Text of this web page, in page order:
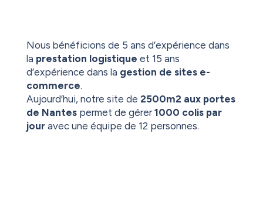
Nous bénéficions de 5 ans d’expérience dans
la prestation logistique et 15 ans
d’expérience dans la gestion de sites e-
commerce.
Aujourd’hui, notre site de 2500m2 aux portes
de Nantes permet de gérer 1000 colis par
jour avec une équipe de 12 personnes.